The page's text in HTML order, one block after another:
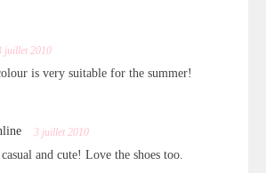
juillet 2010
is very suitable for the summer!
3 juillet 2010
and cute! Love the shoes too.